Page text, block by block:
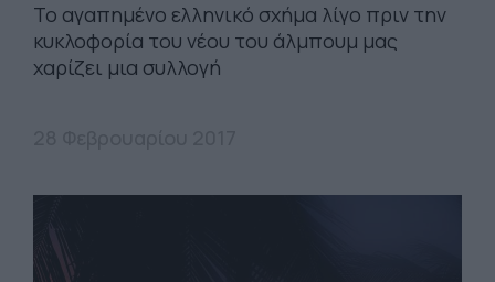
Το αγαπημένο ελληνικό σχήμα λίγο πριν την
κυκλοφορία του νέου του άλμπουμ μας
χαρίζει μια συλλογή